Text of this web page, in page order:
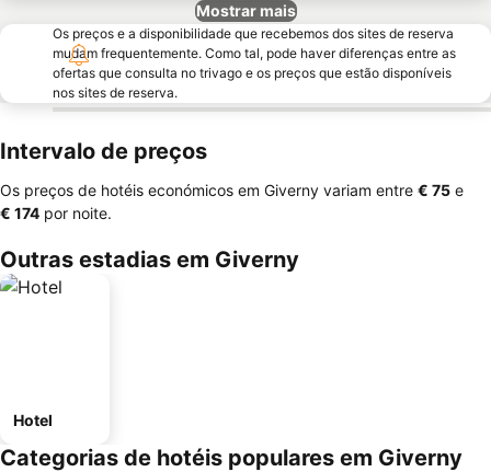
Mostrar mais
Os preços e a disponibilidade que recebemos dos sites de reserva
mudam frequentemente. Como tal, pode haver diferenças entre as
ofertas que consulta no trivago e os preços que estão disponíveis
nos sites de reserva.
Intervalo de preços
Os preços de hotéis económicos em Giverny variam entre ‎€ 75 e
‎€ 174 por noite.
Outras estadias em Giverny
Hotel
Categorias de hotéis populares em Giverny